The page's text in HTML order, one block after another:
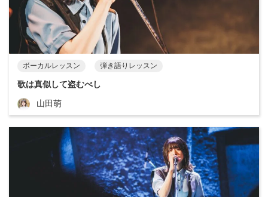
ボーカルレッスン 弾き語りレッスン
歌は真似して盗むべし
山田萌